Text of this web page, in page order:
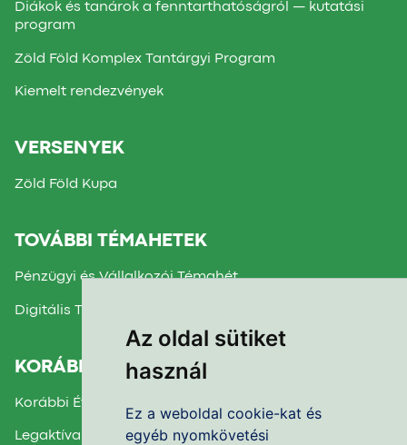
Az oldal sütiket
használ
Ez a weboldal cookie-kat és
egyéb nyomkövetési
Diákok és tanárok a fenntarthatóságról — kutatási
program
Zöld Föld Komplex Tantárgyi Program
Kiemelt rendezvények
VERSENYEK
Zöld Föld Kupa
TOVÁBBI TÉMAHETEK
Pénzügyi és Vállalkozói Témahét
Digitális Témahét
KORÁBBI TÉMAHETEK
Korábbi Évek Beszámolói
Legaktívabb Iskola díj 2025.